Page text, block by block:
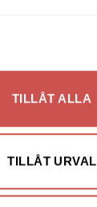
TILLÅT ALLA
TILLÅT URVAL